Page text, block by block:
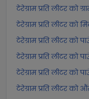
टेरेग्राम प्रति लीटर को
टेरेग्राम प्रति लीटर को
टेरेग्राम प्रति लीटर को
टेरेग्राम प्रति लीटर को
टेरेग्राम प्रति लीटर को
टेरेग्राम प्रति लीटर को